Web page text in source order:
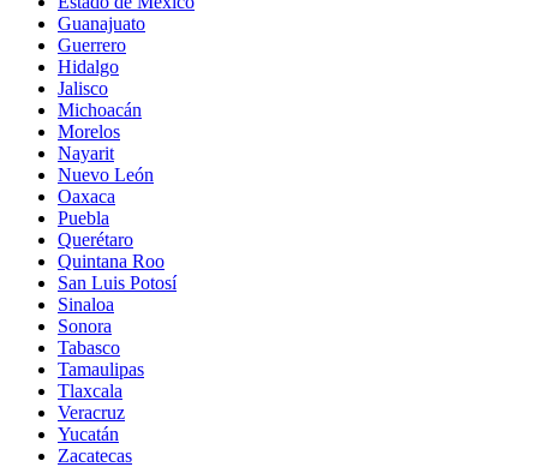
Guanajuato
Guerrero
Hidalgo
Jalisco
Michoacán
Morelos
Nayarit
Nuevo León
Oaxaca
Puebla
Querétaro
Quintana Roo
San Luis Potosí
Sinaloa
Sonora
Tabasco
Tamaulipas
Tlaxcala
Veracruz
Yucatán
Zacatecas